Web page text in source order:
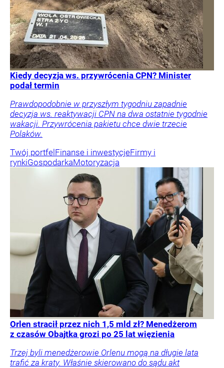
Kiedy decyzja ws. przywrócenia CPN? Minister
podał termin
Prawdopodobnie w przyszłym tygodniu zapadnie
decyzja ws. reaktywacji CPN na dwa ostatnie tygodnie
wakacji. Przywrócenia pakietu chce dwie trzecie
Polaków.
Twój portfelFinanse i inwestycjeFirmy i
rynkiGospodarkaMotoryzacja
Orlen stracił przez nich 1,5 mld zł? Menedżerom
z czasów Obajtka grozi po 25 lat więzienia
Trzej byli menedżerowie Orlenu mogą na długie lata
trafić za kraty. Właśnie skierowano do sądu akt